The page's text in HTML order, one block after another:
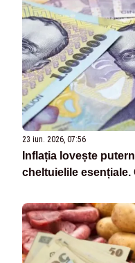
23 iun. 2026, 07:56
Inflația lovește
cheltuielile esențiale.